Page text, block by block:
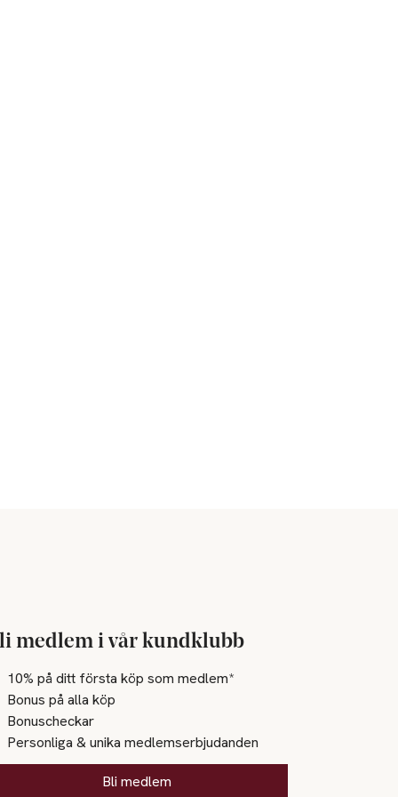
medlem i vår kundklubb
10% på ditt första köp som medlem*
Bonus på alla köp
Bonuscheckar
Personliga & unika medlemserbjudanden
Bli medlem